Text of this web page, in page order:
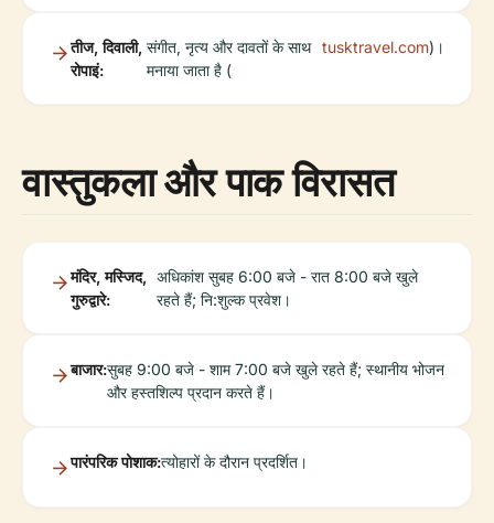
तीज, दिवाली,
रोपाइं:
संगीत, नृत्य और दावतों के साथ
मनाया जाता है (
tusktravel.com)।
वास्तुकला और पाक विरासत
मंदिर, मस्जिद,
गुरुद्वारे:
अधिकांश सुबह 6:00 बजे - रात 8:00 बजे खुले
रहते हैं; नि:शुल्क प्रवेश।
बाजार:सुबह 9:00 बजे - शाम 7:00 बजे खुले रहते हैं; स्थानीय भोजन
और हस्तशिल्प प्रदान करते हैं।
पारंपरिक पोशाक:त्योहारों के दौरान प्रदर्शित।